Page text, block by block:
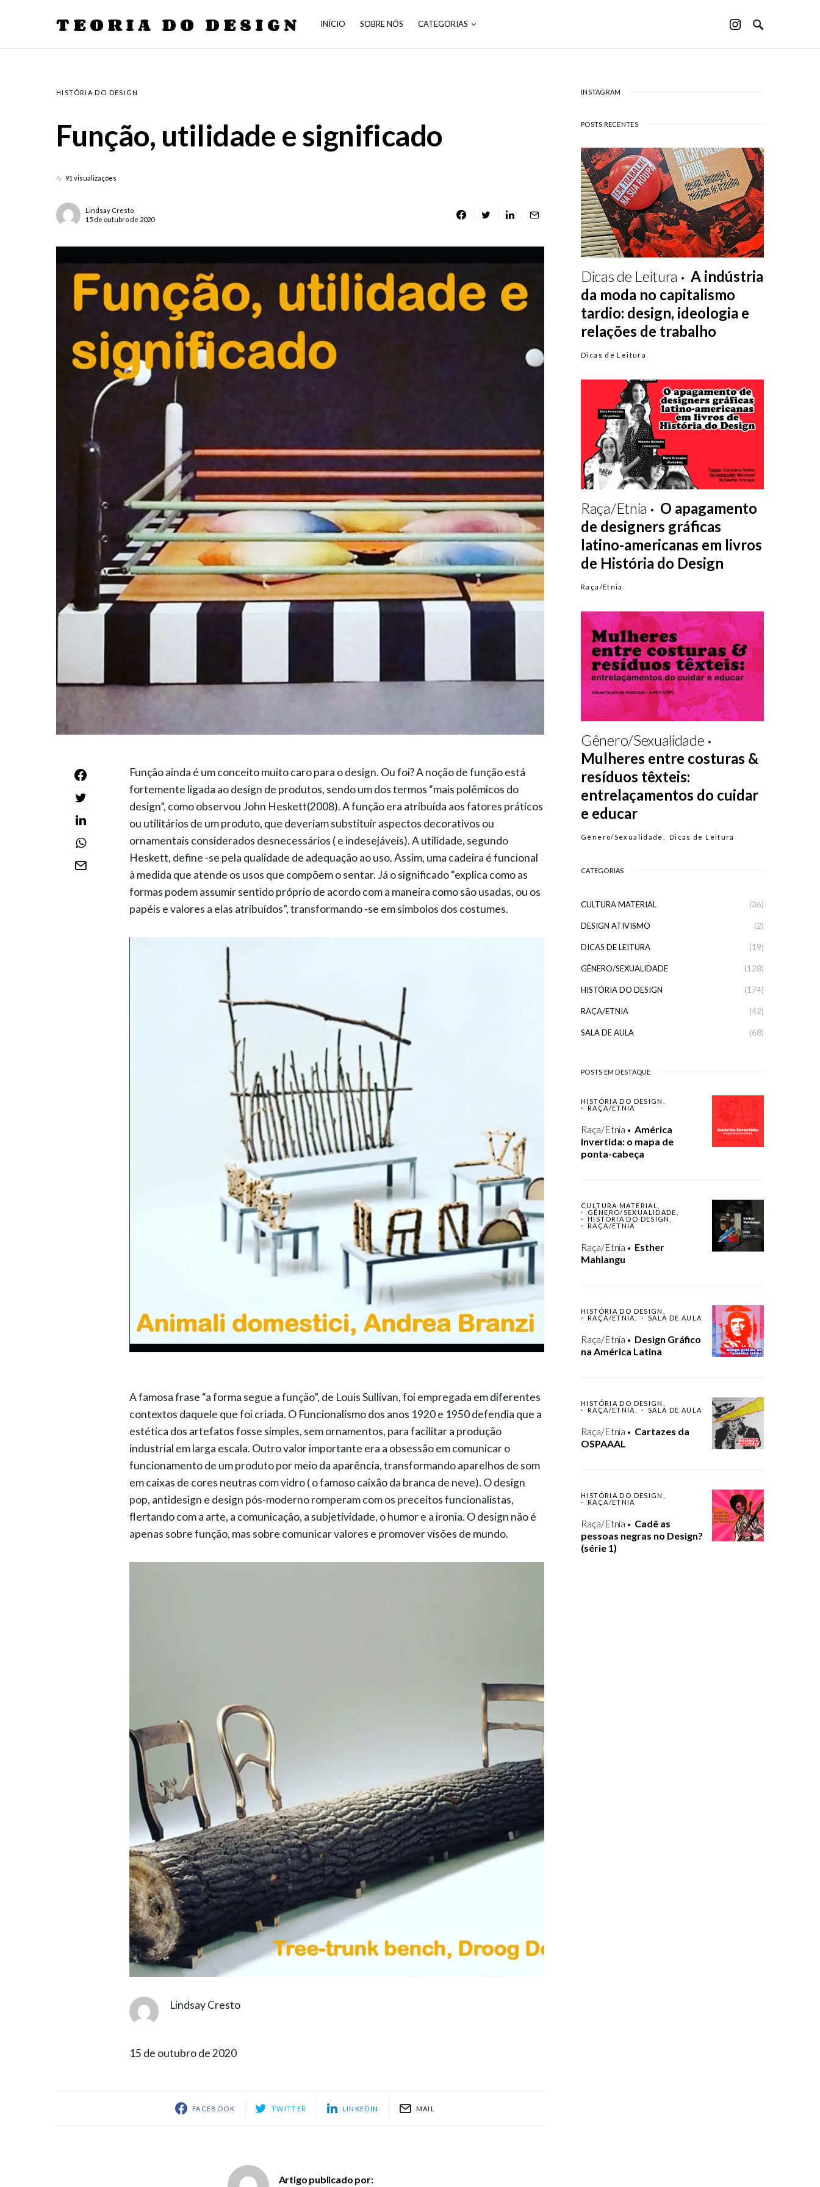
TEORIA DO DESIGN INÍCIO SOBRE NÓS CATEGORIAS
HISTÓRIA DO DESIGN
Função, utilidade e significado
91 visualizações
Lindsay Cresto
15 de outubro de 2020
Função ainda é um conceito muito caro para o design. Ou foi? A noção de função está
fortemente ligada ao design de produtos, sendo um dos termos “mais polêmicos do
design”, como observou John Heskett(2008). A função era atribuída aos fatores práticos
ou utilitários de um produto, que deveriam substituir aspectos decorativos ou
ornamentais considerados desnecessários ( e indesejáveis). A utilidade, segundo
Heskett, define -se pela qualidade de adequação ao uso. Assim, uma cadeira é funcional
à medida que atende os usos que compõem o sentar. Já o significado “explica como as
formas podem assumir sentido próprio de acordo com a maneira como são usadas, ou os
papéis e valores a elas atribuídos”, transformando -se em símbolos dos costumes.
A famosa frase “a forma segue a função”, de Louis Sullivan, foi empregada em diferentes
contextos daquele que foi criada. O Funcionalismo dos anos 1920 e 1950 defendia que a
estética dos artefatos fosse simples, sem ornamentos, para facilitar a produção
industrial em larga escala. Outro valor importante era a obsessão em comunicar o
funcionamento de um produto por meio da aparência, transformando aparelhos de som
em caixas de cores neutras com vidro ( o famoso caixão da branca de neve). O design
pop, antidesign e design pós-moderno romperam com os preceitos funcionalistas,
flertando com a arte, a comunicação, a subjetividade, o humor e a ironia. O design não é
apenas sobre função, mas sobre comunicar valores e promover visões de mundo.
Lindsay Cresto
15 de outubro de 2020
FACEBOOK TWITTER LINKEDIN MAIL
Artigo publicado por:
INSTAGRAM
POSTS RECENTES
Dicas de Leitura
A indústria
da moda no capitalismo
tardio: design, ideologia e
relações de trabalho
Dicas de Leitura
Raça/Etnia
O apagamento
de designers gráficas
latino-americanas em livros
de História do Design
Raça/Etnia
Gênero/Sexualidade
Mulheres entre costuras &
resíduos têxteis:
entrelaçamentos do cuidar
e educar
Gênero/Sexualidade Dicas de Leitura
CATEGORIAS
CULTURA MATERIAL (36)
DESIGN ATIVISMO (2)
DICAS DE LEITURA (19)
GÊNERO/SEXUALIDADE (128)
HISTÓRIA DO DESIGN (174)
RAÇA/ETNIA (42)
SALA DE AULA (68)
POSTS EM DESTAQUE
HISTÓRIA DO DESIGN
RAÇA/ETNIA
Raça/Etnia
América
Invertida: o mapa de
ponta-cabeça
CULTURA MATERIAL
GÊNERO/SEXUALIDADE
HISTÓRIA DO DESIGN
RAÇA/ETNIA
Raça/Etnia
Esther
Mahlangu
HISTÓRIA DO DESIGN
RAÇA/ETNIA
SALA DE AULA
Raça/Etnia
Design Gráfico
na América Latina
HISTÓRIA DO DESIGN
RAÇA/ETNIA
SALA DE AULA
Raça/Etnia
Cartazes da
OSPAAAL
HISTÓRIA DO DESIGN
RAÇA/ETNIA
Raça/Etnia
Cadê as
pessoas negras no Design?
(série 1)